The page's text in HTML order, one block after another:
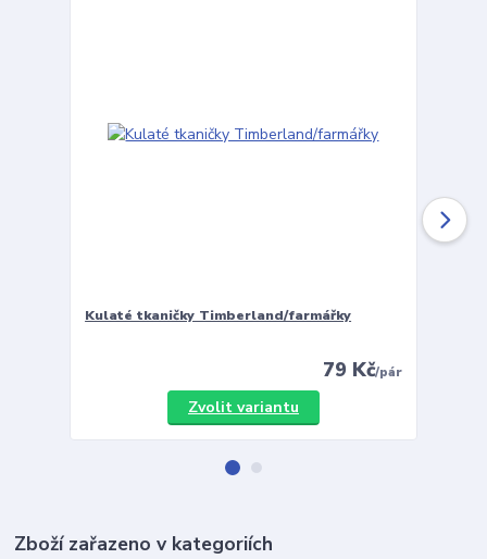
Kulaté tkaničky Timberland/farmářky
79 Kč/pár
Zvolit variantu
Zboží zařazeno v kategoriích